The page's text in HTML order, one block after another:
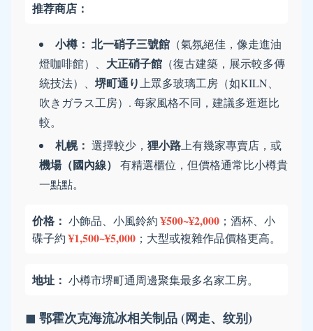
推荐商店：
小樽： 北一硝子三號館 （氣氛絕佳，像走進油
燈咖啡館）、 大正硝子館 （復古建築，展示較多傳
統技法）、 堺町通り 上眾多玻璃工房（如KILN、
吹きガラス工房）. 每家風格不同，建議多逛逛比
較。
札幌： 選擇較少， 狸小路 上有幾家專賣店，或
機場（國內線）
有精選櫃位，但價格通常比小樽貴
一點點。
价格： 小飾品、小風鈴約¥500~¥2,000 ；酒杯、小
碟子約¥1,500~¥5,000 ；大型或複雜作品價格更高。
地址： 小樽市堺町通周邊聚集最多名家工房。
◼ 鄂霍次克海流冰相关制品 (网走、纹别)